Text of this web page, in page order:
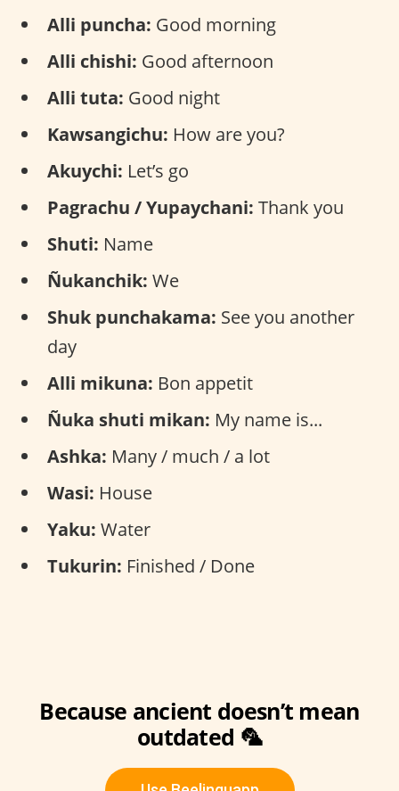
Alli puncha: Good morning
Alli chishi: Good afternoon
Alli tuta: Good night
Kawsangichu: How are you?
Akuychi: Let’s go
Pagrachu / Yupaychani: Thank you
Shuti: Name
Ñukanchik: We
Shuk punchakama: See you another
day
Alli mikuna: Bon appetit
Ñuka shuti mikan: My name is...
Ashka: Many / much / a lot
Wasi: House
Yaku: Water
Tukurin: Finished / Done
Because ancient doesn’t mean
outdated 🦜